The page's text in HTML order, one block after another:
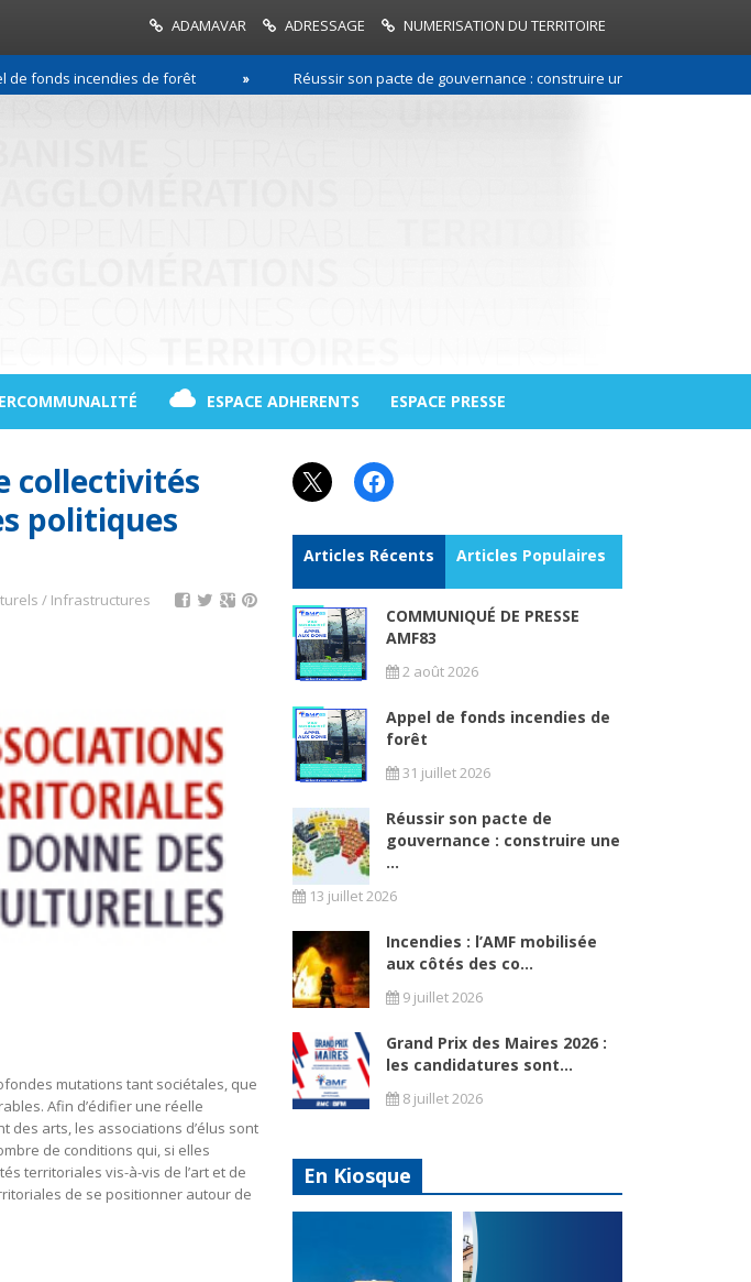
ADAMAVAR ADRESSAGE NUMERISATION DU TERRITOIRE
incendies de forêt Réussir son pacte de gouvernance : construire une relation de
ESPACE ADHERENTS ESPACE PRESSE
collectivités
politiques
/ Infrastructures
mutations tant sociétales, que
Afin d’édifier une réelle
arts, les associations d’élus sont
de conditions qui, si elles
territoriales vis-à-vis de l’art et de
de se positionner autour de
X Facebook
Articles Récents Articles Populaires
COMMUNIQUÉ DE PRESSE
AMF83
2 août 2026
Appel de fonds incendies de
forêt
31 juillet 2026
Réussir son pacte de
gouvernance : construire une
...
13 juillet 2026
Incendies : l’AMF mobilisée
aux côtés des co...
9 juillet 2026
Grand Prix des Maires 2026 :
les candidatures sont...
8 juillet 2026
En Kiosque